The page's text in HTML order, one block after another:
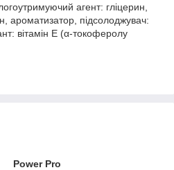
агент: гліцерин,
ароматизатор, підсолоджувач:
вітамін Е (α-токоферолу
Power Pro